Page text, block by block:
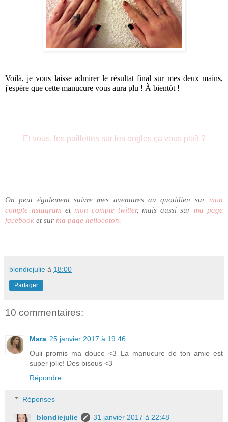
Voilà, je vous laisse admirer le résultat final sur mes deux mains,
j'espère que cette manucure vous aura plu ! À bientôt !
Et vous, les paillettes sur les ongles ça vous plaît ?
On peut également suivre mes aventures au quotidien sur mon
compte nstagram et mon compte twitter, mais aussi sur ma page
facebook et sur ma page hellocoton.
blondiejulie à 18:00
Partager
10 commentaires:
Mara 25 janvier 2017 à 19:46
Ouii promis ma douce <3 La manucure de ton amie est
super jolie! Des bisous <3
Répondre
Réponses
blondiejulie
31 janvier 2017 à 22:48